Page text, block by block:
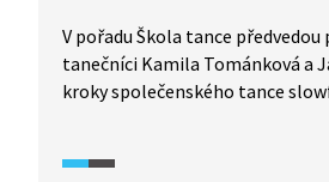
V pořadu Škola tance
tanečníci Kamila Tománková a
kroky společenského tance
naučit. Vyzkoušejte to také.